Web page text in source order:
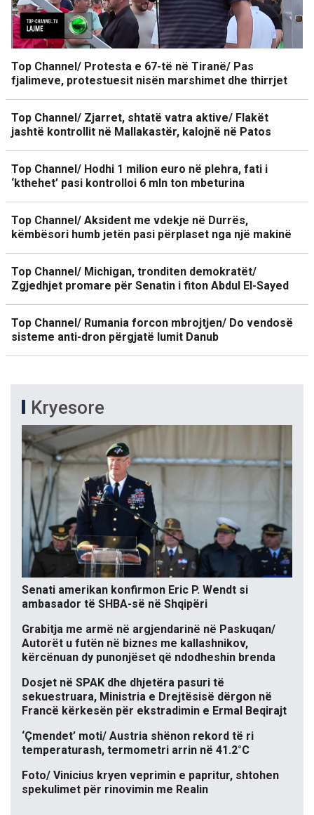
Top Channel/ Protesta e 67-të në Tiranë/ Pas
fjalimeve, protestuesit nisën marshimet dhe thirrjet
Top Channel/ Zjarret, shtatë vatra aktive/ Flakët
jashtë kontrollit në Mallakastër, kalojnë në Patos
Top Channel/ Hodhi 1 milion euro në plehra, fati i
‘kthehet’ pasi kontrolloi 6 mln ton mbeturina
Top Channel/ Aksident me vdekje në Durrës,
këmbësori humb jetën pasi përplaset nga një makinë
Top Channel/ Michigan, tronditen demokratët/
Zgjedhjet promare për Senatin i fiton Abdul El-Sayed
Top Channel/ Rumania forcon mbrojtjen/ Do vendosë
sisteme anti-dron përgjatë lumit Danub
Kryesore
Senati amerikan konfirmon Eric P. Wendt si
ambasador të SHBA-së në Shqipëri
Grabitja me armë në argjendarinë në Paskuqan/
Autorët u futën në biznes me kallashnikov,
kërcënuan dy punonjëset që ndodheshin brenda
Dosjet në SPAK dhe dhjetëra pasuri të
sekuestruara, Ministria e Drejtësisë dërgon në
Francë kërkesën për ekstradimin e Ermal Beqirajt
‘Çmendet’ moti/ Austria shënon rekord të ri
temperaturash, termometri arrin në 41.2°C
Foto/ Vinicius kryen veprimin e papritur, shtohen
spekulimet për rinovimin me Realin